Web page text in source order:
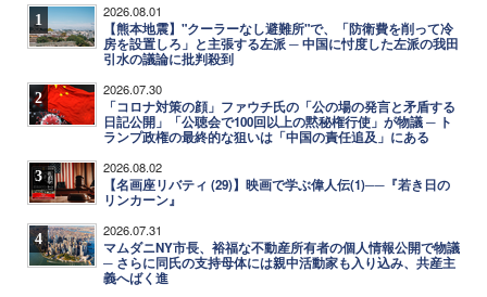
1 2026.08.01
【熊本地震】"クーラーなし避難所"で、「防衛費を削って冷
房を設置しろ」と主張する左派 ─ 中国に忖度した左派の我田
引水の議論に批判殺到
2 2026.07.30
「コロナ対策の顔」ファウチ氏の「公の場の発言と矛盾する
日記公開」「公聴会で100回以上の黙秘権行使」が物議 ─ ト
ランプ政権の最終的な狙いは「中国の責任追及」にある
3 2026.08.02
【名画座リバティ (29)】映画で学ぶ偉人伝(1)──『若き日の
リンカーン』
4 2026.07.31
マムダニNY市長、裕福な不動産所有者の個人情報公開で物議
─ さらに同氏の支持母体には親中活動家も入り込み、共産主
義へばく進